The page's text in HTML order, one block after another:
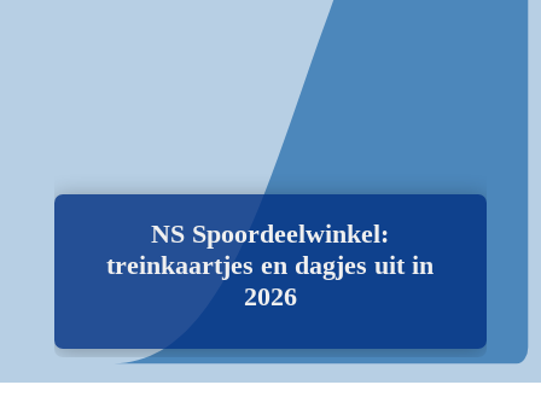
NS Spoordeelwinkel:
treinkaartjes en dagjes uit in
2026